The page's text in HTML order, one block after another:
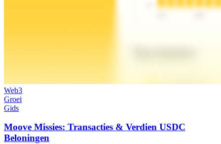
Web3
Groei
Gids
Moove Missies: Transacties & Verdien USDC
Beloningen